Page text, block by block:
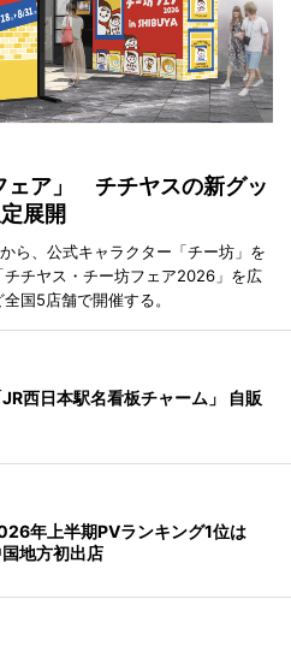
ェア」 チチヤスの新グッ
展開
ら、公式キャラクター「チー坊」を
チヤス・チー坊フェア2026」を広
国5店舗で開催する。
西日本駅名看板チャーム」 自販
年上半期PVランキング1位は
国地方初出店